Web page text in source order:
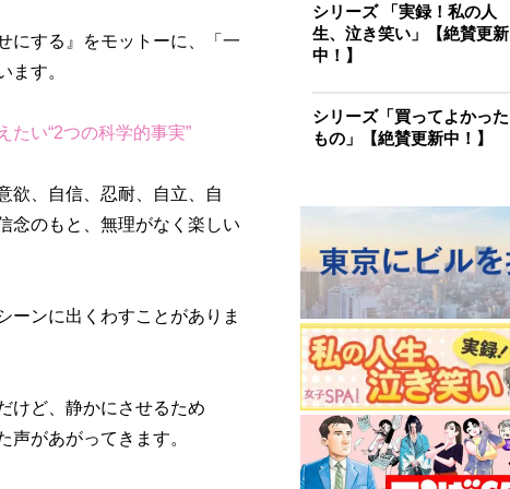
にする』をモットーに、「一
ます。
たい“2つの科学的事実”
欲、自信、忍耐、自立、自
念のもと、無理がなく楽しい
ンに出くわすことがありま
けど、静かにさせるため
があがってきます。
シリーズ 「実録！私の人
生、泣き笑い」【絶賛更新
中！】
シリーズ「買ってよかった
もの」【絶賛更新中！】